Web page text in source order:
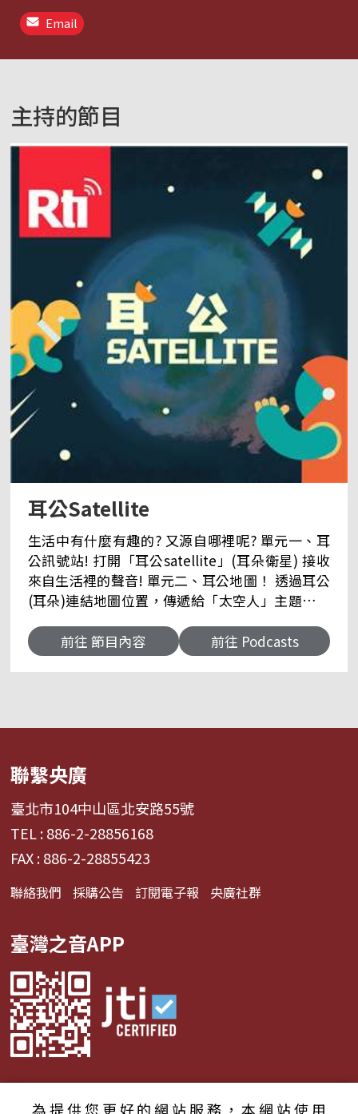
Email
主持的節目
耳公Satellite
生活中有什麼有趣的? 又源自哪裡呢? 單元一、耳
公訊號站! 打開「耳公satellite」(耳朵衛星) 接收
來自生活裡的聲音! 單元二、耳公地圖！ 透過耳公
(耳朵)連結地圖位置，傳遞給「太空人」主題相關
公機器人！ 蒐集當集主題相關的有趣知識，以問答
猜題方式，與「太空人」分享! 一起化身太空人來
前往 節目內容 前往 Podcasts
聯繫央廣
臺北市104中山區北安路55號
TEL : 886-2-28856168
FAX : 886-2-28855423
聯絡我們 採購公告 訂閱電子報 央廣社群
臺灣之音APP
為提供您更好的網站服務，本網站使用